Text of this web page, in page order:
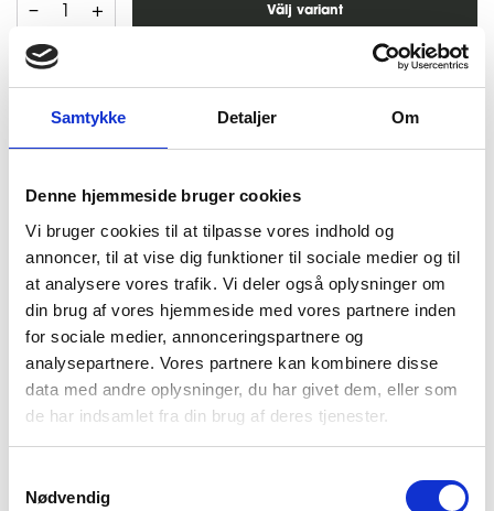
Samtykke Detaljer Om
Denne hjemmeside bruger cookies
Vi bruger cookies til at tilpasse vores indhold og
annoncer, til at vise dig funktioner til sociale medier og til
at analysere vores trafik. Vi deler også oplysninger om
din brug af vores hjemmeside med vores partnere inden
for sociale medier, annonceringspartnere og
analysepartnere. Vores partnere kan kombinere disse
data med andre oplysninger, du har givet dem, eller som
de har indsamlet fra din brug af deres tjenester.
Nødvendig
– + Välj variant
Produktbeskrivning
Enkel basplagg från Resteröds med anor från 1935.
Brun t-shirt med rund hals, korta ärmar och klassisk
passform – tyget är jämnt och slätt. 65% bambuviskos,
30% bomull och 5% elastan ger mjukhet,
andningsbarhet och diskret stretch. En vardagst-shirt
utan onödiga detaljer.
MPN: 35-27041-200-87